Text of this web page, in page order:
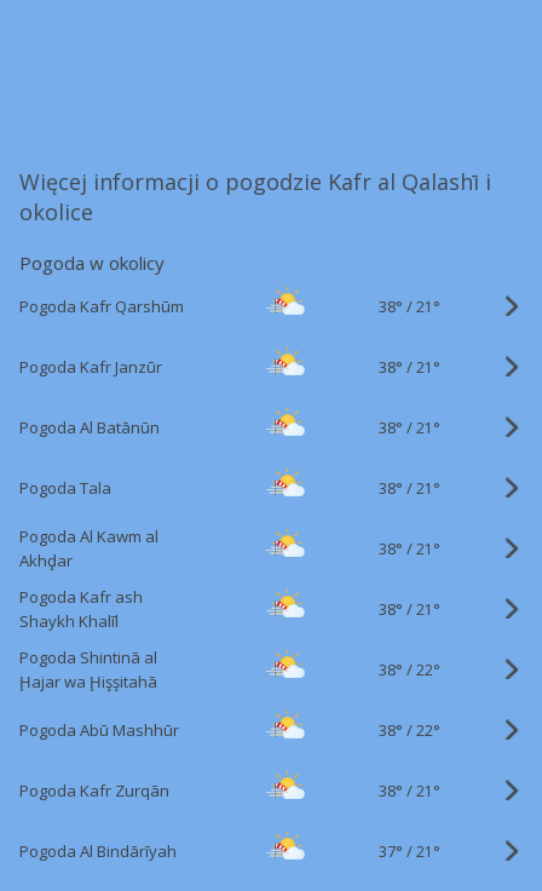
Więcej informacji o pogodzie Kafr al Qalashī i
okolice
Pogoda w okolicy
Pogoda Kafr Qarshūm 38° /21°
Pogoda Kafr Janzūr 38° /21°
Pogoda Al Batānūn 38° /21°
Pogoda Tala 38° /21°
Pogoda Al Kawm al
Akhḑar
38° /21°
Pogoda Kafr ash
Shaykh Khalīl
38° /21°
Pogoda Shintinā al
Ḩajar wa Ḩişşitahā
38° /22°
Pogoda Abū Mashhūr 38° /22°
Pogoda Kafr Zurqān 38° /21°
Pogoda Al Bindārīyah 37° /21°